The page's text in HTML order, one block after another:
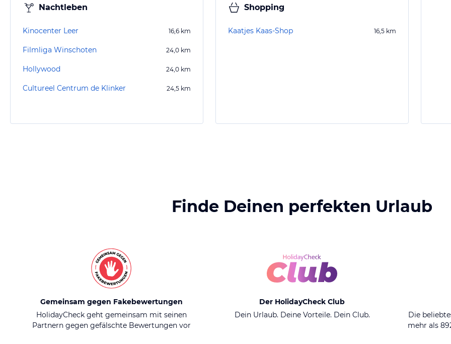
Nachtleben
Kinocenter Leer 16,6 km
Filmliga Winschoten 24,0 km
Hollywood 24,0 km
Cultureel Centrum de Klinker 24,5 km
Shopping
Kaatjes Kaas-Shop 16,5 km
Finde Deinen perfekten Urlaub
Gemeinsam gegen Fakebewertungen
HolidayCheck geht gemeinsam mit seinen
Partnern gegen gefälschte Bewertungen vor
Der HolidayCheck Club
Dein Urlaub. Deine Vorteile. Dein Club.
Die
mehr als